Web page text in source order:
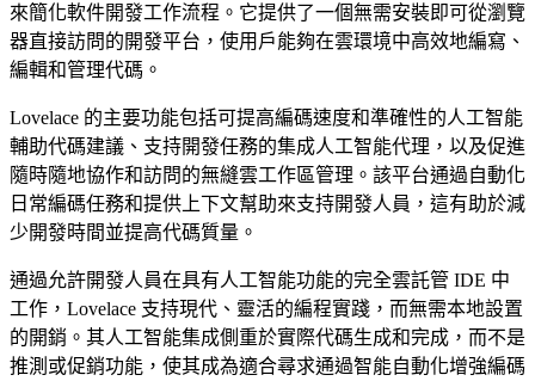
來簡化軟件開發工作流程。它提供了一個無需安裝即可從瀏覽
器直接訪問的開發平台，使用戶能夠在雲環境中高效地編寫、
編輯和管理代碼。
Lovelace 的主要功能包括可提高編碼速度和準確性的人工智能
輔助代碼建議、支持開發任務的集成人工智能代理，以及促進
隨時隨地協作和訪問的無縫雲工作區管理。該平台通過自動化
日常編碼任務和提供上下文幫助來支持開發人員，這有助於減
少開發時間並提高代碼質量。
通過允許開發人員在具有人工智能功能的完全雲託管 IDE 中
工作，Lovelace 支持現代、靈活的編程實踐，而無需本地設置
的開銷。其人工智能集成側重於實際代碼生成和完成，而不是
推測或促銷功能，使其成為適合尋求通過智能自動化增強編碼